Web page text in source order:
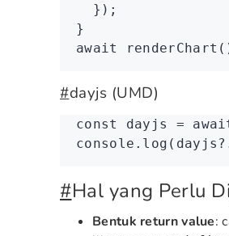
  });
}
await
renderChart
#dayjs (UMD)
const dayjs =
console .log ( dayjs
#Hal yang Perlu
Bentuk return value: